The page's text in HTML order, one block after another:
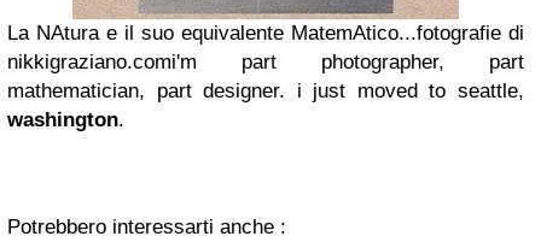
La NAtura e il suo equivalente MatemAtico...fotografie di
nikkigraziano.comi'm part photographer, part
mathematician, part designer. i just moved to seattle,
washington.
Potrebbero interessarti anche :